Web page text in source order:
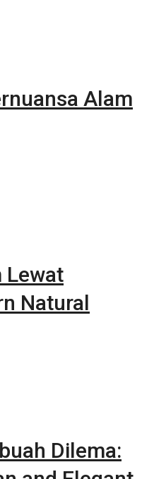
Alam
Lewat
Natural
Dilema: